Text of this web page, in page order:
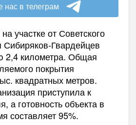
нас в телеграм
участке от Советского
Гвардейцев
2,4 километра. Общая
покрытия
квадратных метров.
приступила к
а готовность объекта в
составляет 95%.